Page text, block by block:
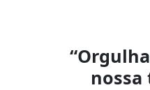
nossa